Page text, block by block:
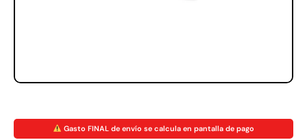
Gasto FINAL de envío se calcula en pantalla de pago